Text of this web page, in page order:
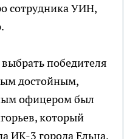
сотрудника УИН,
победителя
достойным,
офицером был
который
ИК-3 города Ельца.